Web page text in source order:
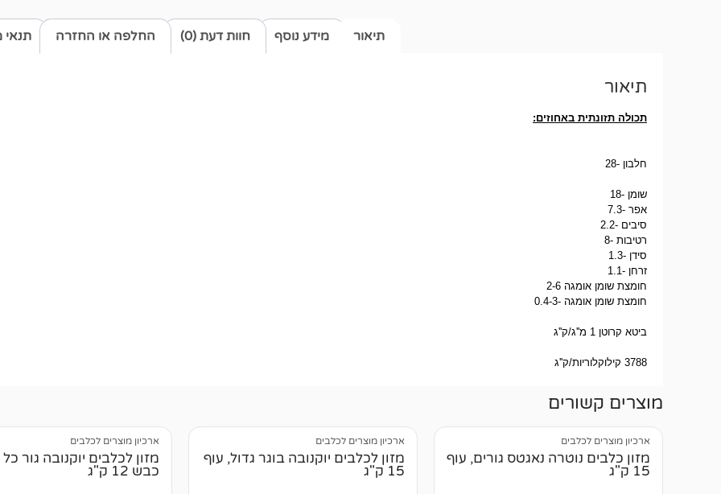
תיאור מידע נוסף חוות דעת (0) החלפה או החזרה
תיאור
תכולה תזונתית באחוזים:
חלבון -28
שומן -18
אפר -7.3
סיבים -2.2
רטיבות -8
סידן -1.3
זרחן -1.1
חומצת שומן אומגה 2-6
חומצת שומן אומגה -0.4-3
ביטא קרוטן 1 מ''ג/ק''ג
3788 קילוקלוריות/ק''ג
מוצרים קשורים
ארכיון מוצרים לכלבים
מזון כלבים נוטרה נאגטס גורים, עוף
15 ק"ג
ארכיון מוצרים לכלבים
מזון לכלבים יוקנובה בוגר גדול, עוף
15 ק"ג
ארכיון מוצרים לכלבים
מזון לכלבים יוקנובה גור
כבש 12 ק"ג